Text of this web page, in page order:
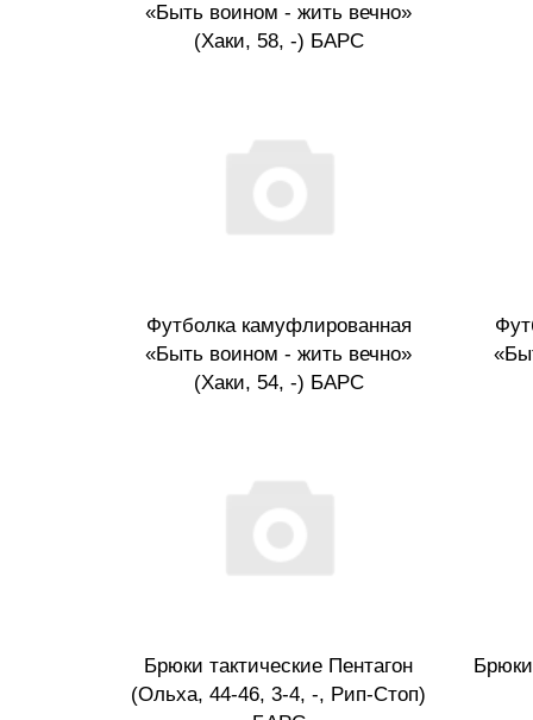
«Быть воином - жить вечно»
(Хаки, 58, -) БАРС
Футболка камуфлированная
«Быть воином - жить вечно»
(Хаки, 54, -) БАРС
Брюки тактические Пентагон
(Ольха, 44-46, 3-4, -, Рип-Стоп)